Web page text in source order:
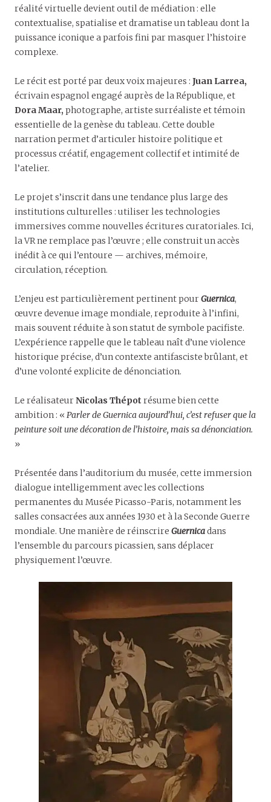
réalité virtuelle devient outil de médiation : elle
contextualise, spatialise et dramatise un tableau dont la
puissance iconique a parfois fini par masquer l’histoire
complexe.
Le récit est porté par deux voix majeures : Juan Larrea,
écrivain espagnol engagé auprès de la République, et
Dora Maar, photographe, artiste surréaliste et témoin
essentielle de la genèse du tableau. Cette double
narration permet d’articuler histoire politique et
processus créatif, engagement collectif et intimité de
l’atelier.
Le projet s’inscrit dans une tendance plus large des
institutions culturelles : utiliser les technologies
immersives comme nouvelles écritures curatoriales. Ici,
la VR ne remplace pas l’œuvre ; elle construit un accès
inédit à ce qui l’entoure — archives, mémoire,
circulation, réception.
L’enjeu est particulièrement pertinent pourGuernica,
œuvre devenue image mondiale, reproduite à l’infini,
mais souvent réduite à son statut de symbole pacifiste.
L’expérience rappelle que le tableau naît d’une violence
historique précise, d’un contexte antifasciste brûlant, et
d’une volonté explicite de dénonciation.
Le réalisateurNicolas Thépot résume bien cette
ambition : « Parler de Guernica aujourd’hui, c’est refuser que la
peinture soit une décoration de l’histoire, mais sa dénonciation.
»
Présentée dans l’auditorium du musée, cette immersion
dialogue intelligemment avec les collections
permanentes du Musée Picasso-Paris, notamment les
salles consacrées aux années 1930 et à la Seconde Guerre
mondiale. Une manière de réinscrire Guernicadans
l’ensemble du parcours picassien, sans déplacer
physiquement l’œuvre.